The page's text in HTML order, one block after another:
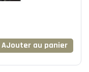
AJouter au panier